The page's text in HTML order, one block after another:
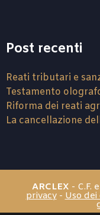
Post recenti
Reati tributari e
Testamento
Riforma dei reati
La cancellazione
ARCLEX - C.F.
privacy- Uso dei